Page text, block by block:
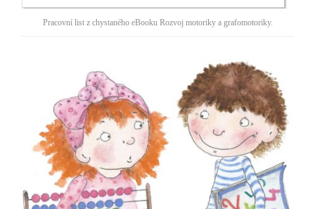
Pracovní list z chystaného eBooku Rozvoj motoriky a grafomotoriky.